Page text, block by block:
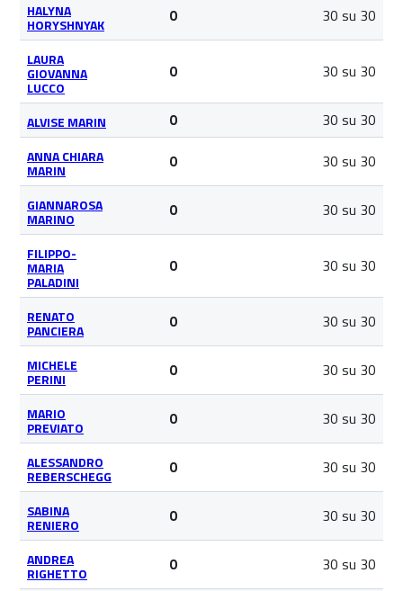
HALYNA
HORYSHNYAK 0 30 su 30
LAURA
GIOVANNA
LUCCO
0 30 su 30
ALVISE MARIN 0 30 su 30
ANNA CHIARA
MARIN 0 30 su 30
GIANNAROSA
MARINO 0 30 su 30
FILIPPO-
MARIA
PALADINI
0 30 su 30
RENATO
PANCIERA 0 30 su 30
MICHELE
PERINI 0 30 su 30
MARIO
PREVIATO 0 30 su 30
ALESSANDRO
REBERSCHEGG 0 30 su 30
SABINA
RENIERO 0 30 su 30
ANDREA
RIGHETTO 0 30 su 30